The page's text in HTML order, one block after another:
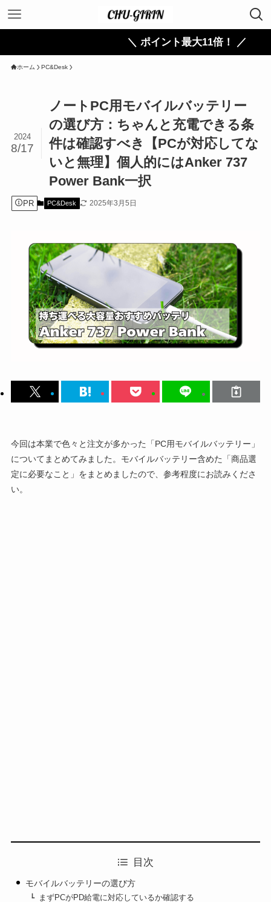
＼ ポイント最大11倍！ ／
ホーム PC&Desk
ノートPC用モバイルバッテリー
の選び方：ちゃんと充電できる条
件は確認すべき【PCが対応してな
いと無理】個人的にはAnker 737
Power Bank一択
2024
8/17
PR PC&Desk 2025年3月5日
今回は本業で色々と注文が多かった「PC用モバイルバッテリー」
についてまとめてみました。モバイルバッテリー含めた「商品選
定に必要なこと」をまとめましたので、参考程度にお読みくださ
い。
目次
モバイルバッテリーの選び方
まずPCがPD給電に対応しているか確認する